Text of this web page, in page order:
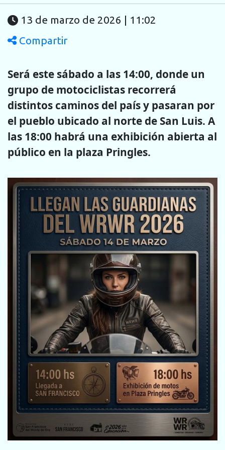
13 de marzo de 2026 | 11:02
Compartir
Será este sábado a las 14:00, donde un
grupo de motociclistas recorrerá
distintos caminos del país y pasaran por
el pueblo ubicado al norte de San Luis. A
las 18:00 habrá una exhibición abierta al
público en la plaza Pringles.